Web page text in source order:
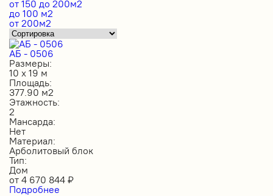
от 150 до 200м2
до 100 м2
от 200м2
АБ - 0506
Размеры:
10 х 19 м
Площадь:
377.90 м2
Этажность:
2
Мансарда:
Нет
Материал:
Арболитовый блок
Тип:
Дом
от 4 670 844 ₽
Подробнее